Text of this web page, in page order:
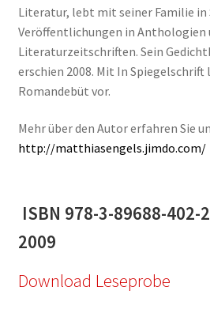
Literatur, lebt mit seiner Familie
Veröffentlichungen in Anthologien
Literaturzeitschriften. Sein
erschien 2008. Mit In Spiegelschrift
Romandebüt vor.
Mehr über den Autor erfahren Sie
http://matthiasengels.jimdo.com/
ISBN 978-3-89688-402-
2009
Download Leseprobe